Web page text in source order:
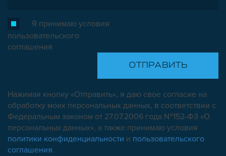
Я принимаю условия
пользовательского
соглашения
Нажимая кнопку «Отправить», я даю свое согласие на
обработку моих персональных данных, в соответствии с
Федеральным законом от 27.07.2006 года №152-ФЗ «О
персональных данных», а также принимаю условия
политики конфиденциальности и пользовательского
соглашения.